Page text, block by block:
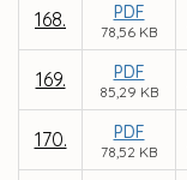
168. PDF
78,56 KB
169. PDF
85,29 KB
170. PDF
78,52 KB